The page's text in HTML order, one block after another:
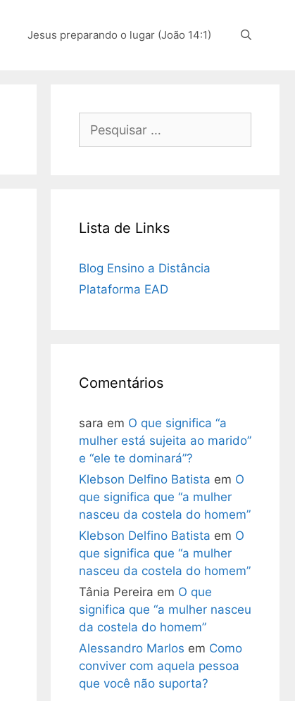
Jesus preparando o lugar (João 14:1)
por:
Lista de Links
Blog Ensino a Distância
Plataforma EAD
Comentários
sara em O que significa “a
mulher está sujeita ao marido”
e “ele te dominará”?
Klebson Delfino Batista em O
que significa que “a mulher
nasceu da costela do homem”
Klebson Delfino Batista em O
que significa que “a mulher
nasceu da costela do homem”
Tânia Pereira em O que
significa que “a mulher nasceu
da costela do homem”
Alessandro Marlos em Como
conviver com aquela pessoa
que você não suporta?